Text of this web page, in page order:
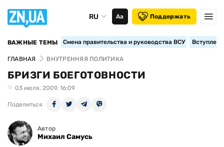
RU Аа Поддержать
ВАЖНЫЕ ТЕМЫ Смена правительства и руководства ВСУ
ГЛАВНАЯ ВНУТРЕННЯЯ ПОЛИТИКА
БРИЗГИ БОЕГОТОВНОСТИ
03 июля, 2009, 16:09
Поделиться
Автор
Михаил Самусь